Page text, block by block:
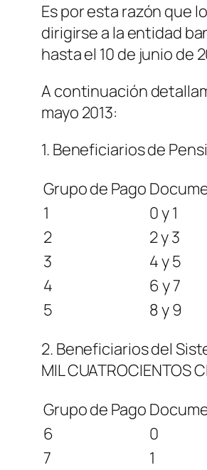
Es por esta razón que
dirigirse a la entidad
hasta el 10 de junio de
A continuación
mayo 2013:
1. Beneficiarios de
Grupo de Pago
1
0 y 1
2
2 y 3
3
4 y 5
4
6 y 7
5
8 y 9
2. Beneficiarios del
MIL CUATROCIENTOS
Grupo de Pago
6
0
7
1